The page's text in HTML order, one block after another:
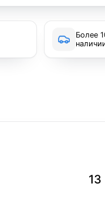
Более
13